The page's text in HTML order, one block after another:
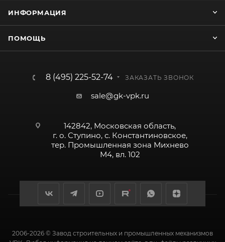
ИНФОРМАЦИЯ
ПОМОЩЬ
8 (495) 225-52-74 ЗАКАЗАТЬ ЗВОНОК
sale@gk-vpk.ru
142842, Московская область,
г. о. Ступино, с. Константиновское,
тер. Промышленная зона Михнево
М4, вл. 102
2006-2026 © Завод строительных и промышленных механизмов